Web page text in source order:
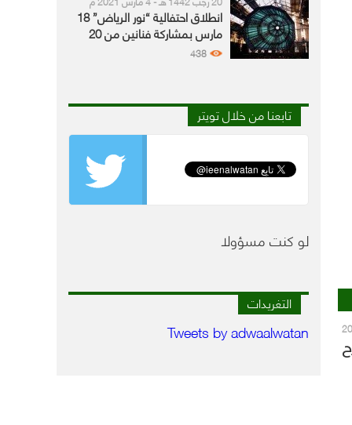
يناير 2021
انطلاق احتفالية “نور الرياض” 18
مارس بمشاركة فنانين من 20
دولة438
تابعنا من خلال تويتر
لو كنت مسؤولا
التغريدات
Tweets by adwaalwatan